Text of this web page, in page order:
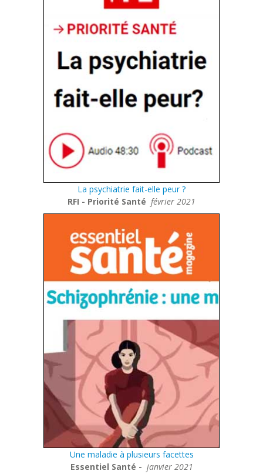
La psychiatrie fait-elle peur ?
RFI - Priorité Santé février 2021
Une maladie à plusieurs facettes
Essentiel Santé - janvier 2021